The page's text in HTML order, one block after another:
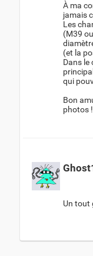
À ma
jamais
Les
(M39
(et la
Dans le
qui
Bon
photos !
Un tout